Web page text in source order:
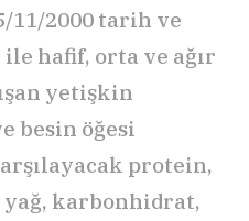
11/2000 tarih ve
ile hafif, orta ve ağır
yetişkin
besin öğesi
protein,
karbonhidrat,